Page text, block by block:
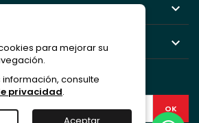


para mejorar su
consulte
privacidad.
BOLETÍN